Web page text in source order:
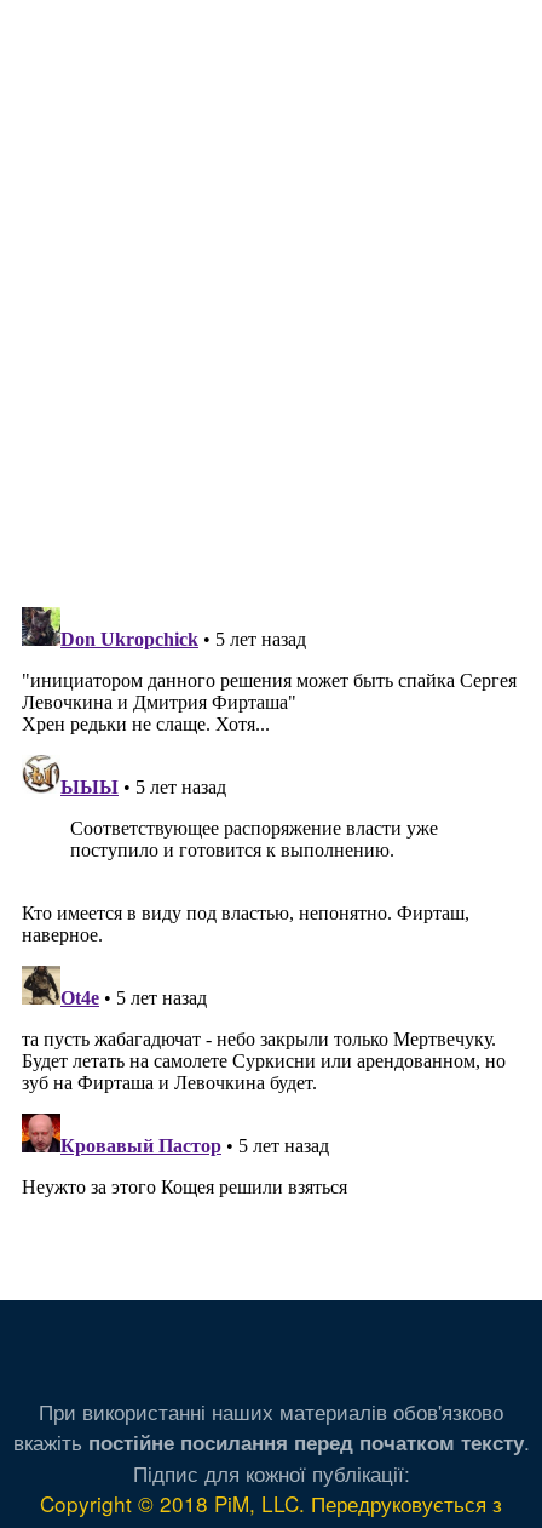
При використанні наших материалів обов'язково
вкажіть постійне посилання перед початком тексту.
Підпис для кожної публікації:
Copyright © 2018 PiM, LLC. Передруковується з